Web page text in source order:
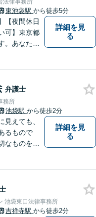
法律事務所
東池袋駅 から徒歩5分
【夜間休日
可】東京都
。あなたに
詳細を見
る
弁護士
務所
池袋駅 から徒歩2分
見えても、
るもので
なものを守
むあなたの
・最良のパ
詳細を見
る
池袋東口法律事務所
吉祥寺駅 から徒歩2分